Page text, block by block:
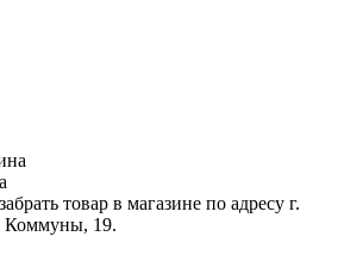
товар в магазине по адресу г.
Коммуны, 19.